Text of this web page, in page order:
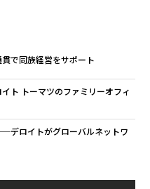
で同族経営をサポート
ト トーマツのファミリーオフィ
デロイトがグローバルネットワ